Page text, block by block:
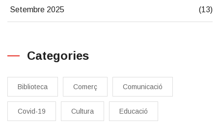
Setembre 2025 (13)
Categories
Biblioteca Comerç Comunicació
Covid-19 Cultura Educació